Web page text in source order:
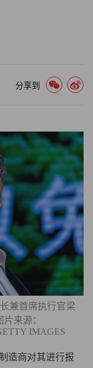
分享到
兼首席执行官梁
来源：
IMAGES
造商对其进行报